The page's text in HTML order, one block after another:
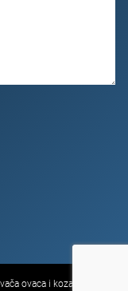
ovaca i koza